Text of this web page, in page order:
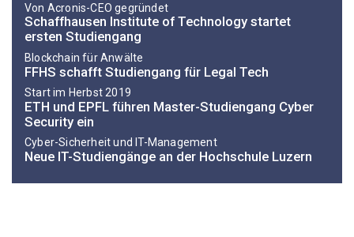
Von Acronis-CEO gegründet
Schaffhausen Institute of Technology startet
ersten Studiengang
Blockchain für Anwälte
FFHS schafft Studiengang für Legal Tech
Start im Herbst 2019
ETH und EPFL führen Master-Studiengang Cyber
Security ein
Cyber-Sicherheit und IT-Management
Neue IT-Studiengänge an der Hochschule Luzern